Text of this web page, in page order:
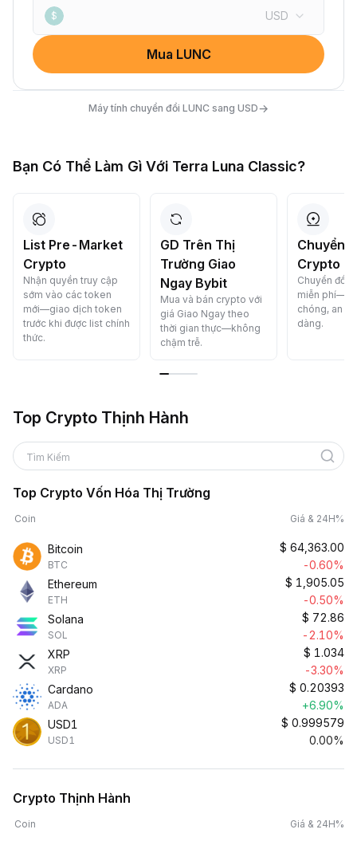
$ USD
Mua LUNC
Máy tính chuyển đổi LUNC sang USD→
Bạn Có Thể Làm Gì Với Terra Luna Classic?
List Pre-Market
Crypto
Nhận quyền truy cập
sớm vào các token
mới—giao dịch token
trước khi được list chính
thức.
GD Trên Thị
Trường Giao
Ngay Bybit
Mua và bán crypto với
giá Giao Ngay theo
thời gian thực—không
chậm trễ.
Chuyển
Crypto
Chuyển đổi
miễn
chóng, an
dàng.
Top Crypto Thịnh Hành
Tìm Kiếm
Top Crypto Vốn Hóa Thị Trường
Coin Giá & 24H%
Bitcoin
BTC
$ 64,363.00
-0.60%
Ethereum
ETH
$ 1,905.05
-0.50%
Solana
SOL
$ 72.86
-2.10%
XRP
XRP
$ 1.034
-3.30%
Cardano
ADA
$ 0.20393
+6.90%
USD1
USD1
$ 0.999579
0.00%
Crypto Thịnh Hành
Coin Giá & 24H%